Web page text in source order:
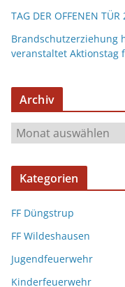
TAG DER OFFENEN TÜR
Brandschutzerziehung
veranstaltet Aktionstag
Archiv
Kategorien
FF Düngstrup
FF Wildeshausen
Jugendfeuerwehr
Kinderfeuerwehr